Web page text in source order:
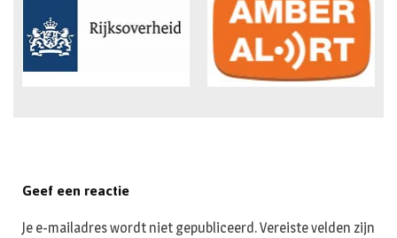
Geef een reactie
Je e-mailadres wordt niet gepubliceerd.Vereiste velden zijn